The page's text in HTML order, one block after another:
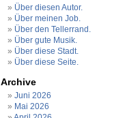
Über diesen Autor.
Über meinen Job.
Über den Tellerrand.
Über gute Musik.
Über diese Stadt.
Über diese Seite.
Archive
Juni 2026
Mai 2026